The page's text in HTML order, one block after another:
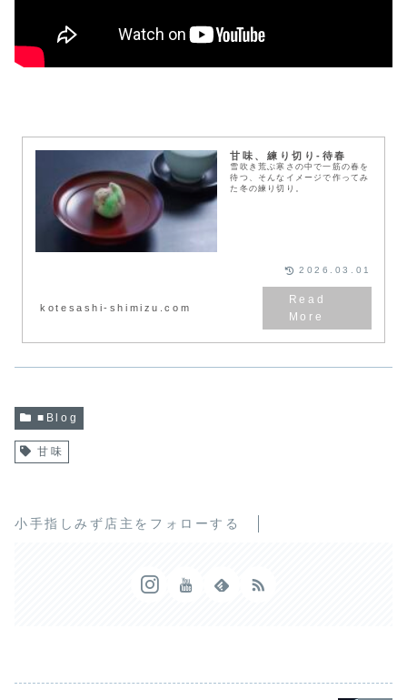
甘味、練り切り-待春
雪吹き荒ぶ寒さの中で一筋の春を
待つ、そんなイメージで作ってみ
た冬の練り切り。
kotesashi-shimizu.com
2026.03.01
■Blog
甘味
小手指しみず店主をフォローする